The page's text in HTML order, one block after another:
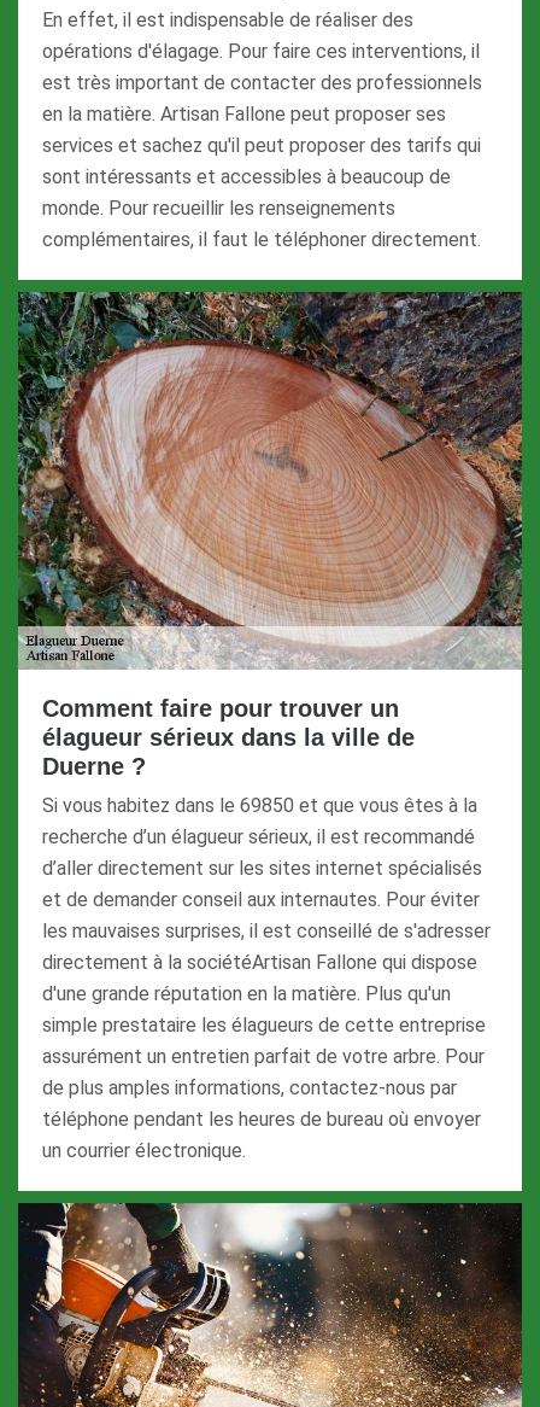
En effet, il est indispensable de réaliser des
opérations d'élagage. Pour faire ces interventions, il
est très important de contacter des professionnels
en la matière. Artisan Fallone peut proposer ses
services et sachez qu'il peut proposer des tarifs qui
sont intéressants et accessibles à beaucoup de
monde. Pour recueillir les renseignements
complémentaires, il faut le téléphoner directement.
Comment faire pour trouver un
élagueur sérieux dans la ville de
Duerne ?
Si vous habitez dans le 69850 et que vous êtes à la
recherche d’un élagueur sérieux, il est recommandé
d’aller directement sur les sites internet spécialisés
et de demander conseil aux internautes. Pour éviter
les mauvaises surprises, il est conseillé de s'adresser
directement à la sociétéArtisan Fallone qui dispose
d'une grande réputation en la matière. Plus qu'un
simple prestataire les élagueurs de cette entreprise
assurément un entretien parfait de votre arbre. Pour
de plus amples informations, contactez-nous par
téléphone pendant les heures de bureau où envoyer
un courrier électronique.